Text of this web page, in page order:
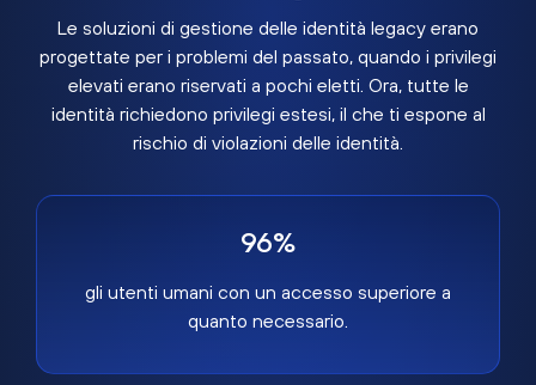
Le soluzioni di gestione delle identità legacy erano
progettate per i problemi del passato, quando i privilegi
elevati erano riservati a pochi eletti. Ora, tutte le
identità richiedono privilegi estesi, il che ti espone al
rischio di violazioni delle identità.
96%
gli utenti umani con un accesso superiore a
quanto necessario.